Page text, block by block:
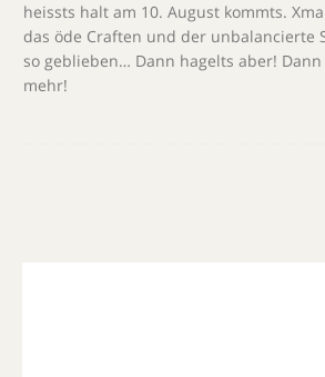
heissts halt am 10. August kommts.
das öde Craften und der unbalancierte
so geblieben… Dann hagelts aber!
mehr!